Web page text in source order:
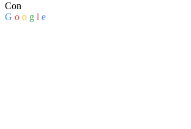
Con
G o o g l e